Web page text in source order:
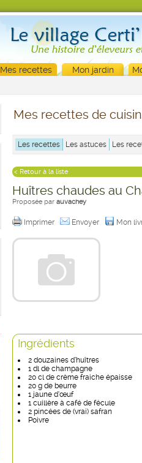
Mes recettes Mon jardin
Mes recettes de
Les recettes Les astuces Les
< Retour à la liste
Huîtres chaudes au
Proposée par auvachey
Imprimer Envoyer Mon
Ingrédients
2 douzaines d’huîtres
1 dl de champagne
20 cl de crème fraiche épaisse
20 g de beurre
1 jaune d’œuf
1 cuillère à café de fécule
2 pincées de (vrai) safran
Poivre